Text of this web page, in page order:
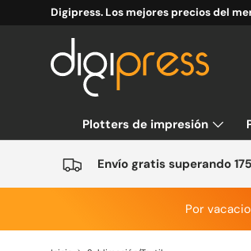
Digipress. Los mejores precios del
Plotters de impresión
Envío gratis superando
Por